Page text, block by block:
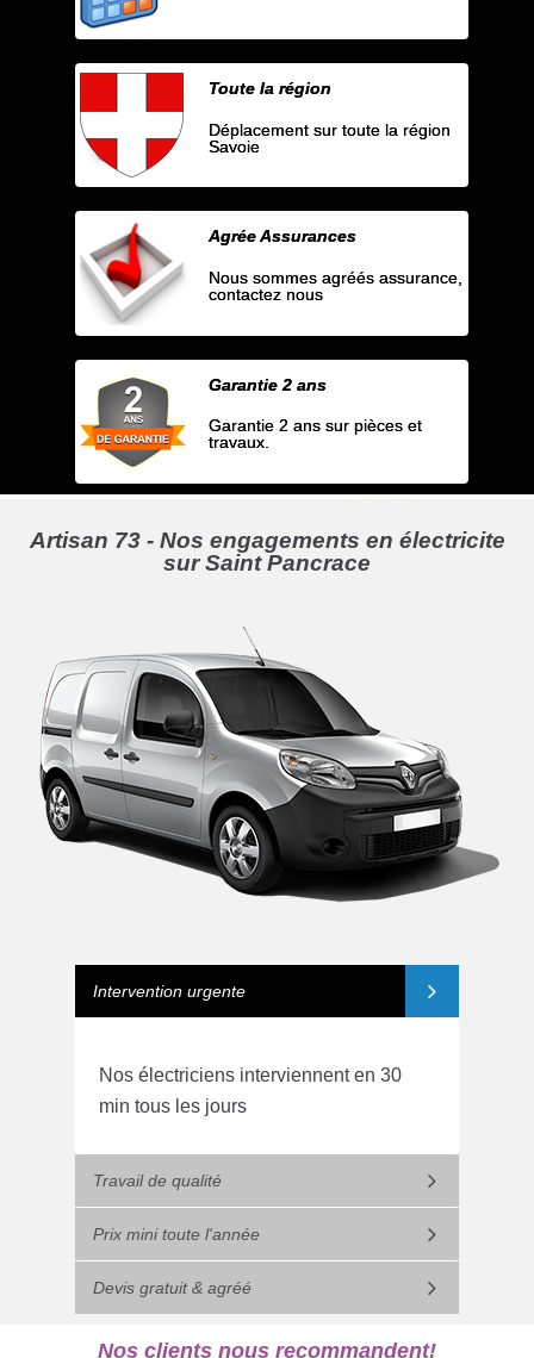
Toute la région
Déplacement sur toute la région
Savoie
Agrée Assurances
Nous sommes agréés assurance,
contactez nous
Garantie 2 ans
Garantie 2 ans sur pièces et
travaux.
Artisan 73 - Nos engagements en électricite
sur Saint Pancrace
Intervention urgente
Nos électriciens interviennent en 30
min tous les jours
Travail de qualité
Prix mini toute l'année
Devis gratuit & agréé
Nos clients nous recommandent!